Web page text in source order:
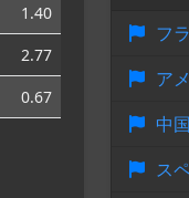
1.40
2.77
0.67
フ
ア
中国
ス